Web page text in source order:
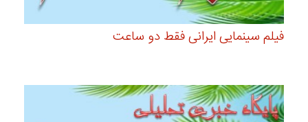
فیلم سینمایی ایرانی فقط دو ساعت